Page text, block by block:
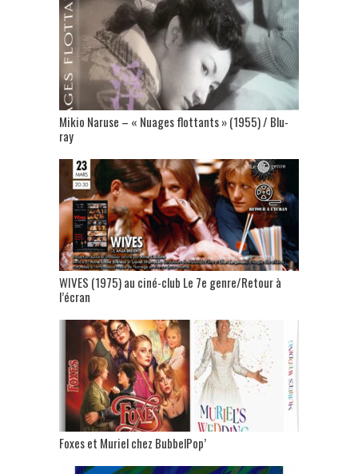
Mikio Naruse – « Nuages flottants » (1955) / Blu-
ray
WIVES (1975) au ciné-club Le 7e genre/Retour à
l’écran
Foxes et Muriel chez BubbelPop’